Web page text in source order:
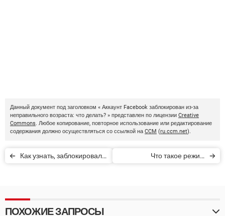
Данный документ под заголовком « Аккаунт Facebook заблокирован из-за
неправильного возраста: что делать? » представлен по лицензии Creative
Commons. Любое копирование, повторное использование или редактирование
содержания должно осуществляться со ссылкой на CCM (ru.ccm.net).
Как узнать, заблокировали
Что такое режим
ПОХОЖИЕ ЗАПРОСЫ